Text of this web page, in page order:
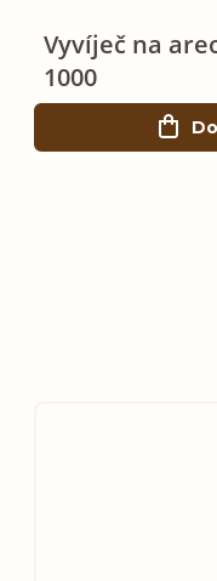
Vyvíječ na
1000